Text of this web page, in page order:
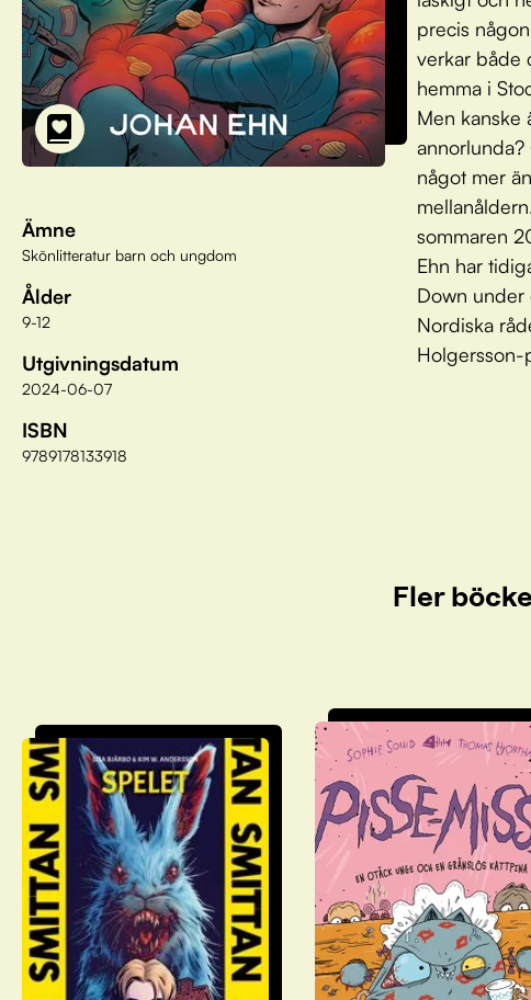
Ämne
Skönlitteratur barn och ungdom
Ålder
9-12
Utgivningsdatum
2024-06-07
ISBN
9789178133918
precis
verkar både
hemma i
Men kanske
något mer
sommaren
Ehn har
Down under
Nordiska
Fler